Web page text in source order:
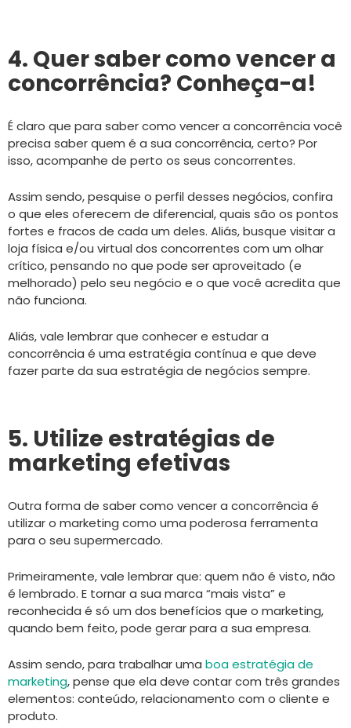
4. Quer saber como vencer a
concorrência? Conheça-a!
É claro que para saber como vencer a concorrência você
precisa saber quem é a sua concorrência, certo? Por
isso, acompanhe de perto os seus concorrentes.
Assim sendo, pesquise o perfil desses negócios, confira
o que eles oferecem de diferencial, quais são os pontos
fortes e fracos de cada um deles. Aliás, busque visitar a
loja física e/ou virtual dos concorrentes com um olhar
crítico, pensando no que pode ser aproveitado (e
melhorado) pelo seu negócio e o que você acredita que
não funciona.
Aliás, vale lembrar que conhecer e estudar a
concorrência é uma estratégia contínua e que deve
fazer parte da sua estratégia de negócios sempre.
5. Utilize estratégias de
marketing efetivas
Outra forma de saber como vencer a concorrência é
utilizar o marketing como uma poderosa ferramenta
para o seu supermercado.
Primeiramente, vale lembrar que: quem não é visto, não
é lembrado. E tornar a sua marca “mais vista” e
reconhecida é só um dos benefícios que o marketing,
quando bem feito, pode gerar para a sua empresa.
Assim sendo, para trabalhar uma boa estratégia de
marketing, pense que ela deve contar com três grandes
elementos: conteúdo, relacionamento com o cliente e
produto.